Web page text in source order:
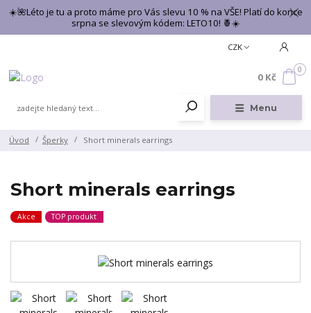
☀️🌺Léto je tu a proto máme pro Vás slevu 10 % na VŠE! Platí do konce
srpna se slevovým kódem: LETO10! 🍍☀️
Menu
CZK
0
0 Kč
Úvod Šperky Short minerals earrings
Short minerals earrings
Akce TOP produkt